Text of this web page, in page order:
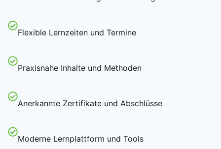
Flexible Lernzeiten und Termine
Praxisnahe Inhalte und Methoden
Anerkannte Zertifikate und Abschlüsse
Moderne Lernplattform und Tools